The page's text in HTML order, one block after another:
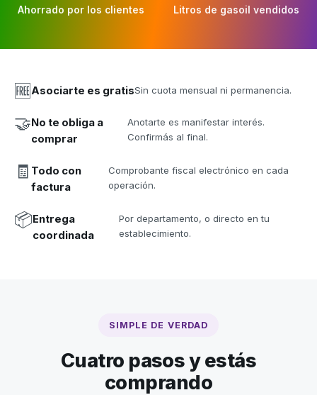
Ahorrado por los clientes Litros de gasoil vendidos
🆓Asociarte es gratisSin cuota mensual ni permanencia.
🤝No te obliga a
comprar
Anotarte es manifestar interés.
Confirmás al final.
🧾 Todo con
factura
Comprobante fiscal electrónico en cada
operación.
📦Entrega
coordinada
Por departamento, o directo en tu
establecimiento.
SIMPLE DE VERDAD
Cuatro pasos y estás
comprando